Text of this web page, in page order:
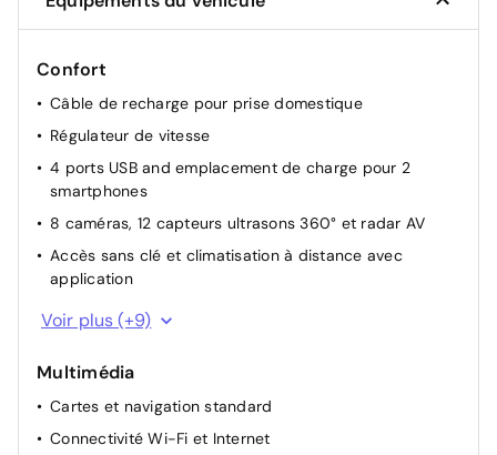
Confort
Câble de recharge pour prise domestique
Régulateur de vitesse
4 ports USB and emplacement de charge pour 2
smartphones
8 caméras, 12 capteurs ultrasons 360° et radar AV
Accès sans clé et climatisation à distance avec
application
Autosteer
Climatisation bi-zone
Feux de route automatiques
Profils de conducteur personnalisés
Voir plus (+9)
Multimédia
Cartes et navigation standard
Connectivité Wi-Fi et Internet